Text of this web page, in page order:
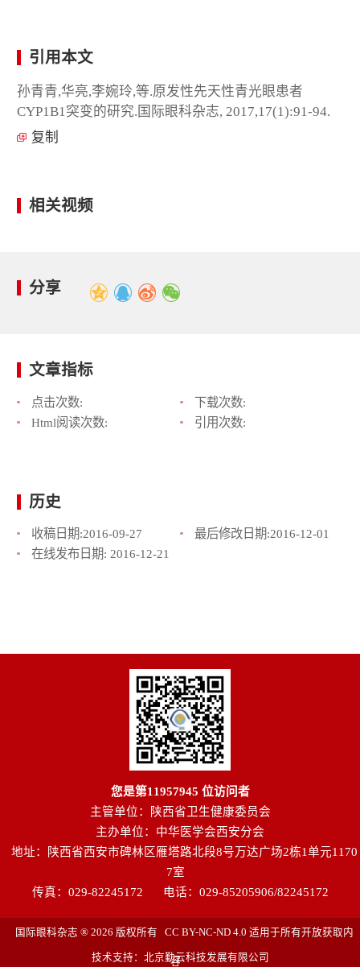
引用本文
孙青青,华亮,李婉玲,等.原发性先天性青光眼患者
CYP1B1突变的研究.国际眼科杂志, 2017,17(1):91-94.
复制
相关视频
分享
文章指标
点击次数:
下载次数:
Html阅读次数:
引用次数:
历史
收稿日期:2016-09-27 最后修改日期:2016-12-01
在线发布日期: 2016-12-21
您是第11957945 位访问者
主管单位：陕西省卫生健康委员会
主办单位：中华医学会西安分会
地址：陕西省西安市碑林区雁塔路北段8号万达广场2栋1单元1170
7室
传真：029-82245172
电话：029-85205906/82245172
国际眼科杂志 ® 2026 版权所有 CC BY-NC-ND 4.0 适用于所有开放获取内
容
技术支持：北京勤云科技发展有限公司